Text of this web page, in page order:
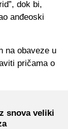
dok bi,
anđeoski
na obaveze u
pričama o
snova veliki